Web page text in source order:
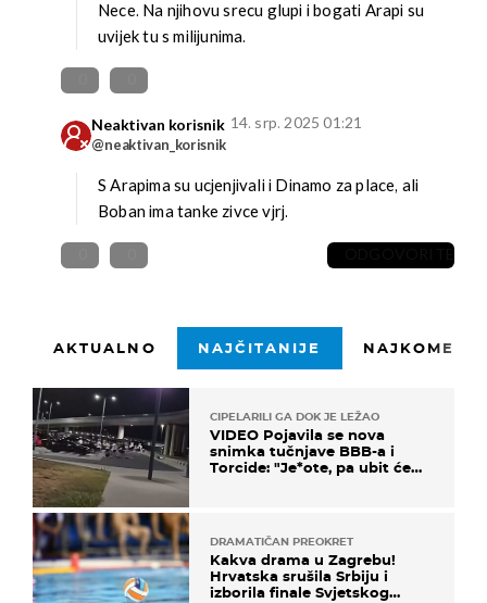
Nece. Na njihovu srecu glupi i bogati Arapi su
uvijek tu s milijunima.
Neaktivan korisnik
@neaktivan_korisnik
14. srp. 2025 01:21
S Arapima su ucjenjivali i Dinamo za place, ali
Boban ima tanke zivce vjrj.
AKTUALNO NAJČITANIJE
CIPELARILI GA DOK JE LEŽAO
VIDEO Pojavila se nova
snimka tučnjave BBB-a i
Torcide: "Je*ote, pa ubit će
DRAMATIČAN PREOKRET
Kakva drama u Zagrebu!
Hrvatska srušila Srbiju i
izborila finale Svjetskog